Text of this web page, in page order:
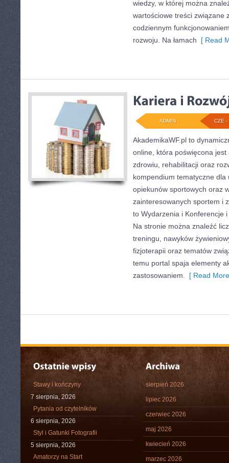
wiedzy, w której można
wartościowe treści związane
codziennym
rozwoju. Na łamach [ Read
CZE -
ADMIN
AkademikaWF.pl to
online, która poświęcona jest
zdrowiu, rehabilitacji oraz
kompendium tematyczne dla
opiekunów sportowych oraz
zainteresowanych sportem i
to Wydarzenia i Konferencje
Na stronie można znaleźć
treningu, nawyków
fizjoterapii oraz tematów
temu portal spaja elementy
zastosowaniem.
[ Read
Stawy i kończyny
7 sierpnia, 2026
Pytania od czytelników
6 sierpnia, 2026
Styl i Gatunki Fotografii
5 sierpnia, 2026
Amatorzy na Start
sierpień 2026
lipiec 2026
czerwiec 2026
maj 2026
kwiecień 2026
marzec 2026